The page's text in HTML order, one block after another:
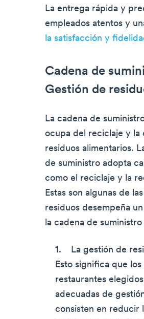
La entrega rápida y
empleados atentos y
la satisfacción y
Cadena de
Gestión de
La cadena de
ocupa del reciclaje y la
residuos alimentarios.
de suministro adopta
como el reciclaje y la
Estas son algunas de
residuos desempeña
la cadena de
La gestión de
Esto significa que
restaurantes
adecuadas de
consisten en reducir